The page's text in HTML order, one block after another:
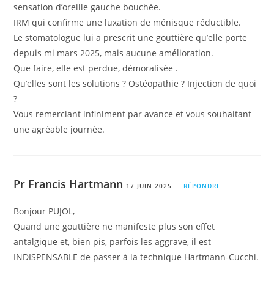
sensation d’oreille gauche bouchée.
IRM qui confirme une luxation de ménisque réductible.
Le stomatologue lui a prescrit une gouttière qu’elle porte
depuis mi mars 2025, mais aucune amélioration.
Que faire, elle est perdue, démoralisée .
Qu’elles sont les solutions ? Ostéopathie ? Injection de quoi
?
Vous remerciant infiniment par avance et vous souhaitant
une agréable journée.
Pr Francis Hartmann 17 JUIN 2025 RÉPONDRE
Bonjour PUJOL,
Quand une gouttière ne manifeste plus son effet
antalgique et, bien pis, parfois les aggrave, il est
INDISPENSABLE de passer à la technique Hartmann-Cucchi.